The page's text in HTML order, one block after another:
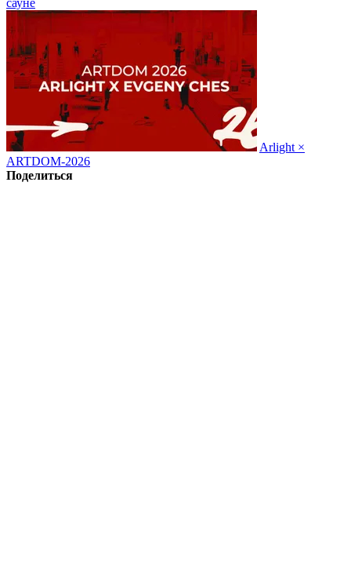
Arlight ×
ARTDOM-2026
Поделиться